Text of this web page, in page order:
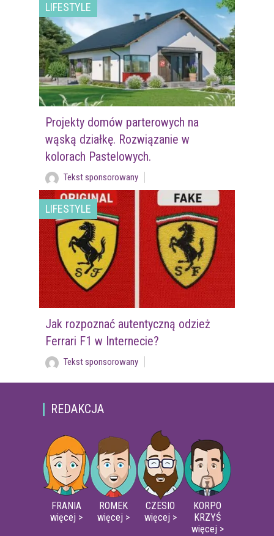
LIFESTYLE
Projekty domów parterowych na
wąską działkę. Rozwiązanie w
kolorach Pastelowych.
Tekst sponsorowany
LIFESTYLE
Jak rozpoznać autentyczną odzież
Ferrari F1 w Internecie?
Tekst sponsorowany
REDAKCJA
FRANIA
więcej >
ROMEK
więcej >
CZESIO
więcej >
KORPO
KRZYŚ
więcej >